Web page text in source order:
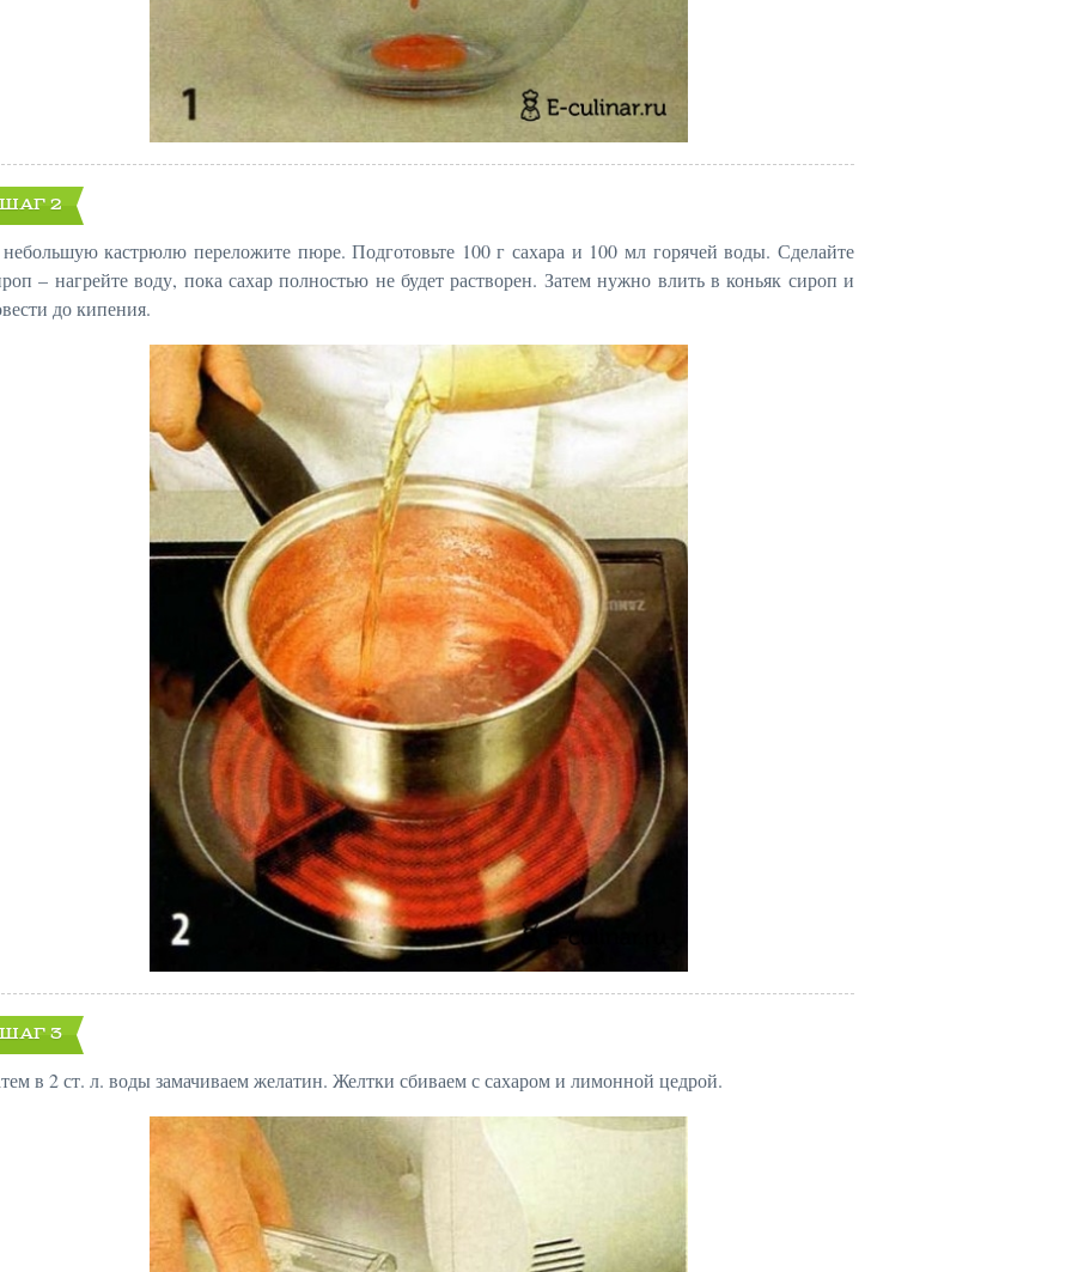
2
кастрюлю переложите пюре. Подготовьте 100 г сахара и 100 мл горячей воды. Сделайте
– нагрейте воду, пока сахар полностью не будет растворен. Затем нужно влить в коньяк сироп и
до кипения.
3
в 2 ст. л. воды замачиваем желатин. Желтки сбиваем с сахаром и лимонной цедрой.